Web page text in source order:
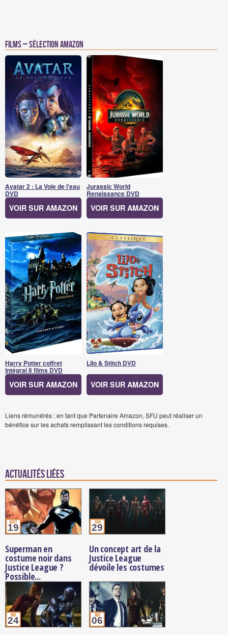
Films – Sélection Amazon
Avatar 2 : La Voie de l'eau
DVD
VOIR SUR AMAZON
Jurassic World
Renaissance DVD
VOIR SUR AMAZON
Harry Potter coffret
intégral 8 films DVD
VOIR SUR AMAZON
Lilo & Stitch DVD
VOIR SUR AMAZON
Liens rémunérés : en tant que Partenaire Amazon, SFU peut réaliser un
bénéfice sur les achats remplissant les conditions requises.
Actualités Liées
août
19
Superman en
costume noir dans
Justice League ?
Possible...
juin
29
Un concept art de la
Justice League
dévoile les costumes
mai
24 mai
06